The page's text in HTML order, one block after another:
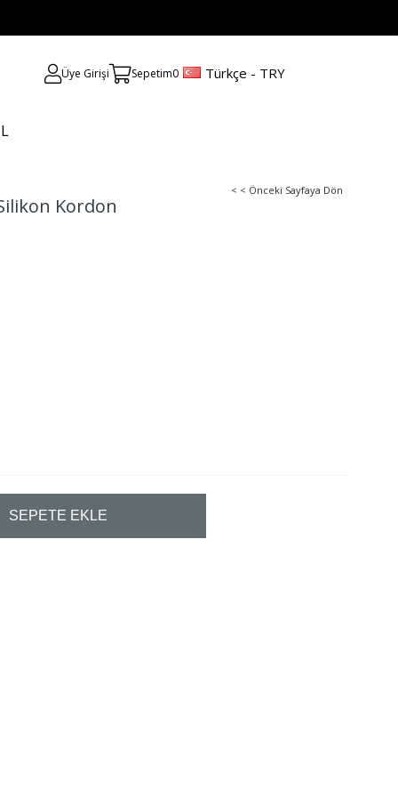
Üye Girişi Sepetim0 Türkçe - TRY
< < Önceki Sayfaya Dön
Kordon